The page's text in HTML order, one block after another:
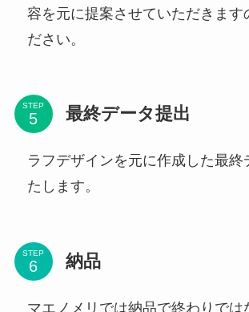
容を元に提案させていただきます
ださい。
STEP 最終データ提出
ラフデザインを元に作成した最終
たします。
STEP 納品
マエノメリでは納品で終わりでは